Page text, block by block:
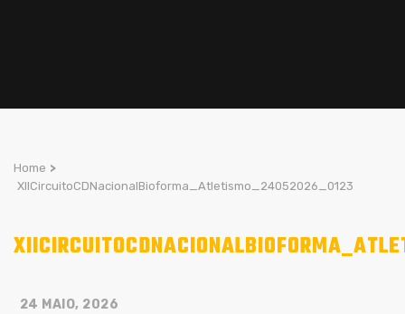
Home >
XIICircuitoCDNacionalBioforma_Atletismo_24052026_0123
24 MAIO, 2026